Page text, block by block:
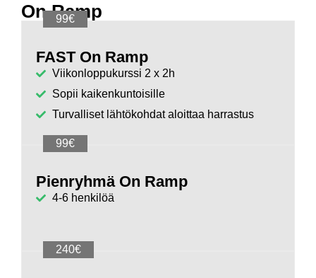
On Ramp
99€
FAST On Ramp
Viikonloppukurssi 2 x 2h
Sopii kaikenkuntoisille
Turvalliset lähtökohdat aloittaa harrastus
99€
Pienryhmä On Ramp
4-6 henkilöä
240€